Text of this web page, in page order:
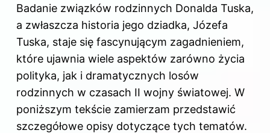
Badanie związków rodzinnych Donalda Tuska,
a zwłaszcza historia jego dziadka, Józefa
Tuska, staje się fascynującym zagadnieniem,
które ujawnia wiele aspektów zarówno życia
polityka, jak i dramatycznych losów
rodzinnych w czasach II wojny światowej. W
poniższym tekście zamierzam przedstawić
szczegółowe opisy dotyczące tych tematów.